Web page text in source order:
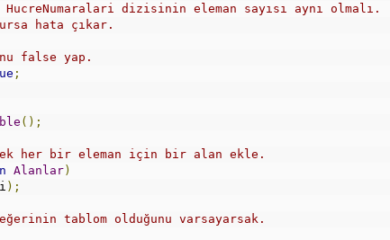
dizisinin eleman sayısı aynı olmalı.
hata çıkar.
false yap.
;
();
her bir eleman için bir alan ekle.
Alanlar)
);
tablom olduğunu varsayarsak.